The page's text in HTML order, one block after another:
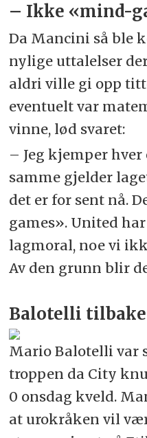
– Ikke «mind-
Da Mancini så ble
nylige uttalelser
aldri ville gi opp
eventuelt var
vinne, lød svaret:
– Jeg kjemper hver
samme gjelder
det er for sent nå.
games». United
lagmoral, noe vi
Av den grunn blir
Balotelli
Mario Balotelli var
troppen da City
0 onsdag kveld.
at urokråken vil